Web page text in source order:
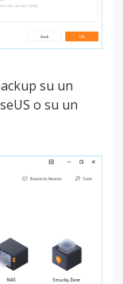
su un
o su un